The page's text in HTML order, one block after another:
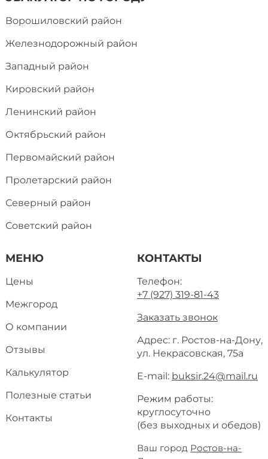
МЕНЮ
Цены
Межгород
О компании
Отзывы
Калькулятор
Полезные статьи
Контакты
Ворошиловский район
Железнодорожный район
Западный район
Кировский район
Ленинский район
Октябрьский район
Первомайский район
Пролетарский район
Северный район
Советский район
КОНТАКТЫ
Телефон:
+7 (927) 319-81-43
Заказать звонок
Адрес: г. Ростов-на-Дону,
ул. Некрасовская, 75а
E-mail: buksir.24@mail.ru
Режим работы:
круглосуточно
(без выходных и обедов)
Ваш город Ростов-на-